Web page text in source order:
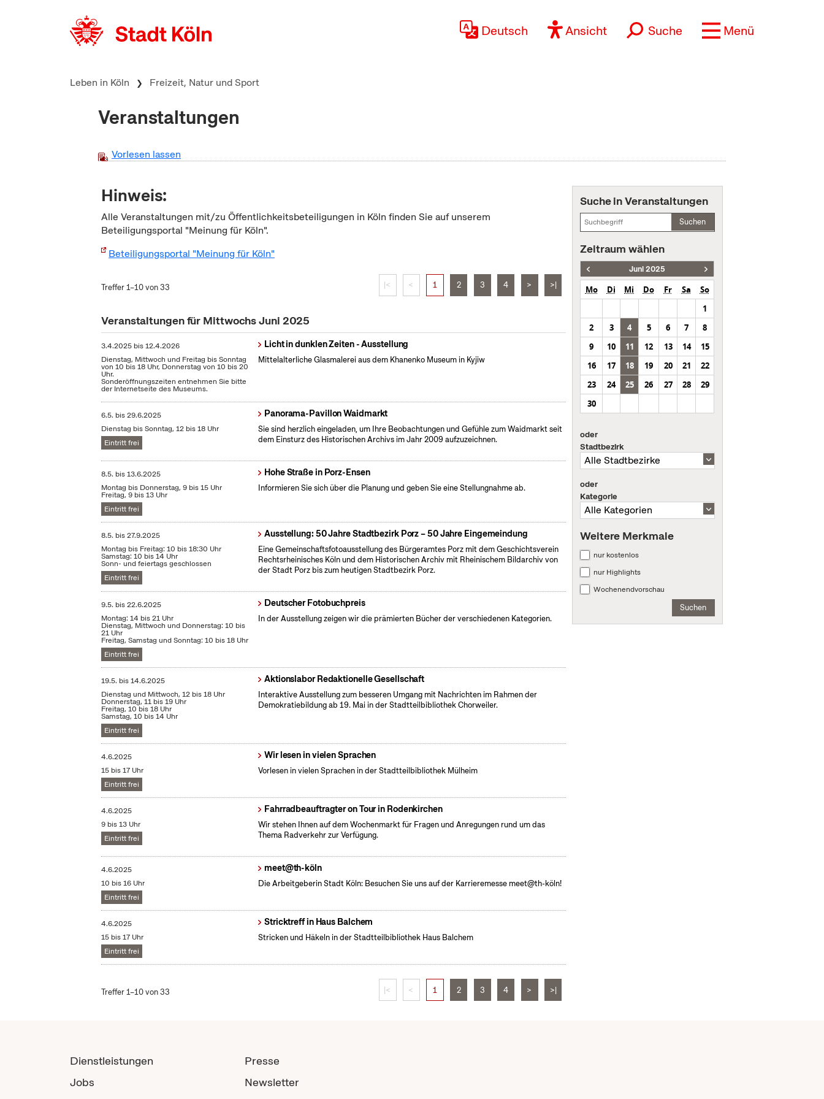
Deutsch Ansicht Suche Menü
Leben in Köln Freizeit, Natur und Sport
Veranstaltungen
Vorlesen lassen
Hinweis:
Alle Veranstaltungen mit/zu Öffentlichkeitsbeteiligungen in Köln finden Sie auf unserem
Beteiligungsportal "Meinung für Köln".
Beteiligungsportal "Meinung für Köln"
Treffer 1–10 von 33 |< < 1 2 3 4 > >|
Veranstaltungen für Mittwochs Juni 2025
3.4.2025 bis12.4.2026
Dienstag, Mittwoch und Freitag bis Sonntag
von 10 bis 18 Uhr, Donnerstag von 10 bis 20
Uhr.
Sonderöffnungszeiten entnehmen Sie bitte
der Internetseite des Museums.
Licht in dunklen Zeiten - Ausstellung
Mittelalterliche Glasmalerei aus dem Khanenko Museum in Kyjiw
6.5. bis29.6.2025
Dienstag bis Sonntag, 12 bis 18 Uhr
Eintritt frei
Panorama-Pavillon Waidmarkt
Sie sind herzlich eingeladen, um Ihre Beobachtungen und Gefühle zum Waidmarkt seit
dem Einsturz des Historischen Archivs im Jahr 2009 aufzuzeichnen.
8.5. bis13.6.2025
Montag bis Donnerstag, 9 bis 15 Uhr
Freitag, 9 bis 13 Uhr
Eintritt frei
Hohe Straße in Porz-Ensen
Informieren Sie sich über die Planung und geben Sie eine Stellungnahme ab.
8.5. bis27.9.2025
Montag bis Freitag: 10 bis 18:30 Uhr
Samstag: 10 bis 14 Uhr
Sonn- und feiertags geschlossen
Eintritt frei
Ausstellung: 50 Jahre Stadtbezirk Porz – 50 Jahre Eingemeindung
Eine Gemeinschaftsfotoausstellung des Bürgeramtes Porz mit dem Geschichtsverein
Rechtsrheinisches Köln und dem Historischen Archiv mit Rheinischem Bildarchiv von
der Stadt Porz bis zum heutigen Stadtbezirk Porz.
9.5. bis22.6.2025
Montag: 14 bis 21 Uhr
Dienstag, Mittwoch und Donnerstag: 10 bis
21 Uhr
Freitag, Samstag und Sonntag: 10 bis 18 Uhr
Eintritt frei
Deutscher Fotobuchpreis
In der Ausstellung zeigen wir die prämierten Bücher der verschiedenen Kategorien.
19.5. bis14.6.2025
Dienstag und Mittwoch, 12 bis 18 Uhr
Donnerstag, 11 bis 19 Uhr
Freitag, 10 bis 18 Uhr
Samstag, 10 bis 14 Uhr
Eintritt frei
Aktionslabor Redaktionelle Gesellschaft
Interaktive Ausstellung zum besseren Umgang mit Nachrichten im Rahmen der
Demokratiebildung ab 19. Mai in der Stadtteilbibliothek Chorweiler.
4.6.2025
15 bis 17 Uhr
Eintritt frei
Wir lesen in vielen Sprachen
Vorlesen in vielen Sprachen in der Stadtteilbibliothek Mülheim
4.6.2025
9 bis 13 Uhr
Eintritt frei
Fahrradbeauftragter on Tour in Rodenkirchen
Wir stehen Ihnen auf dem Wochenmarkt für Fragen und Anregungen rund um das
Thema Radverkehr zur Verfügung.
4.6.2025
10 bis 16 Uhr
Eintritt frei
meet@th-köln
Die Arbeitgeberin Stadt Köln: Besuchen Sie uns auf der Karrieremesse meet@th-köln!
4.6.2025
15 bis 17 Uhr
Eintritt frei
Stricktreff in Haus Balchem
Stricken und Häkeln in der Stadtteilbibliothek Haus Balchem
Treffer 1–10 von 33 |< < 1 2 3 4 > >|
Suche in Veranstaltungen
Suchen
Zeitraum wählen
Juni 2025
Mo Di Mi Do Fr Sa
So
1
2
3 4 5 6 7
8
9
10 11 12 13 14
15
16
17 18 19 20 21
22
23
24 25 26 27 28
29
30
oder
Stadtbezirk
oder
Kategorie
Weitere Merkmale
nur kostenlos
nur Highlights
Wochenendvorschau
Suchen
Dienstleistungen
Jobs
Presse
Newsletter